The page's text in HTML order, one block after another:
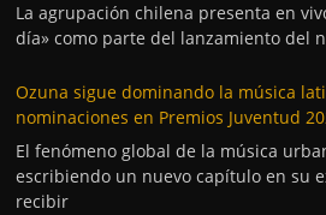
La agrupación chilena presenta en
día» como parte del lanzamiento del
Ozuna sigue dominando la música
nominaciones en Premios Juventud
El fenómeno global de la música
escribiendo un nuevo capítulo en su
recibir